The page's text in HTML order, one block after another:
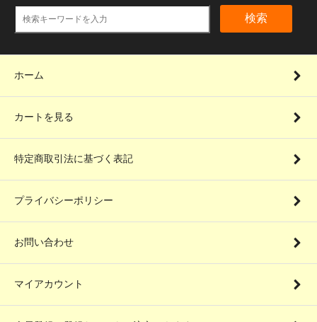
検索
ホーム
カートを見る
特定商取引法に基づく表記
プライバシーポリシー
お問い合わせ
マイアカウント